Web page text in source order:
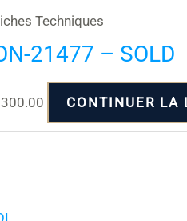
Techniques
21477 – SOLD
300.00 CONTINUER LA